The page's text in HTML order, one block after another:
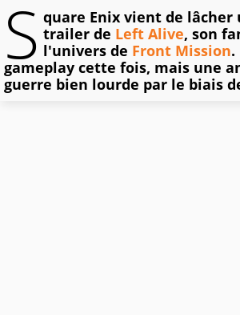
S quare Enix vient de lâcher
trailer de Left Alive, son
l'univers de Front Mission.
gameplay cette fois, mais une
guerre bien lourde par le biais